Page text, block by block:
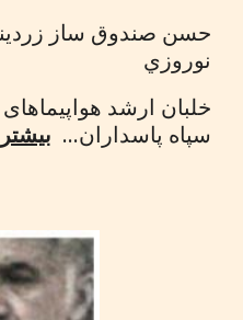
حسن صندوق ساز
نوروزي
سپاه پاسداران...